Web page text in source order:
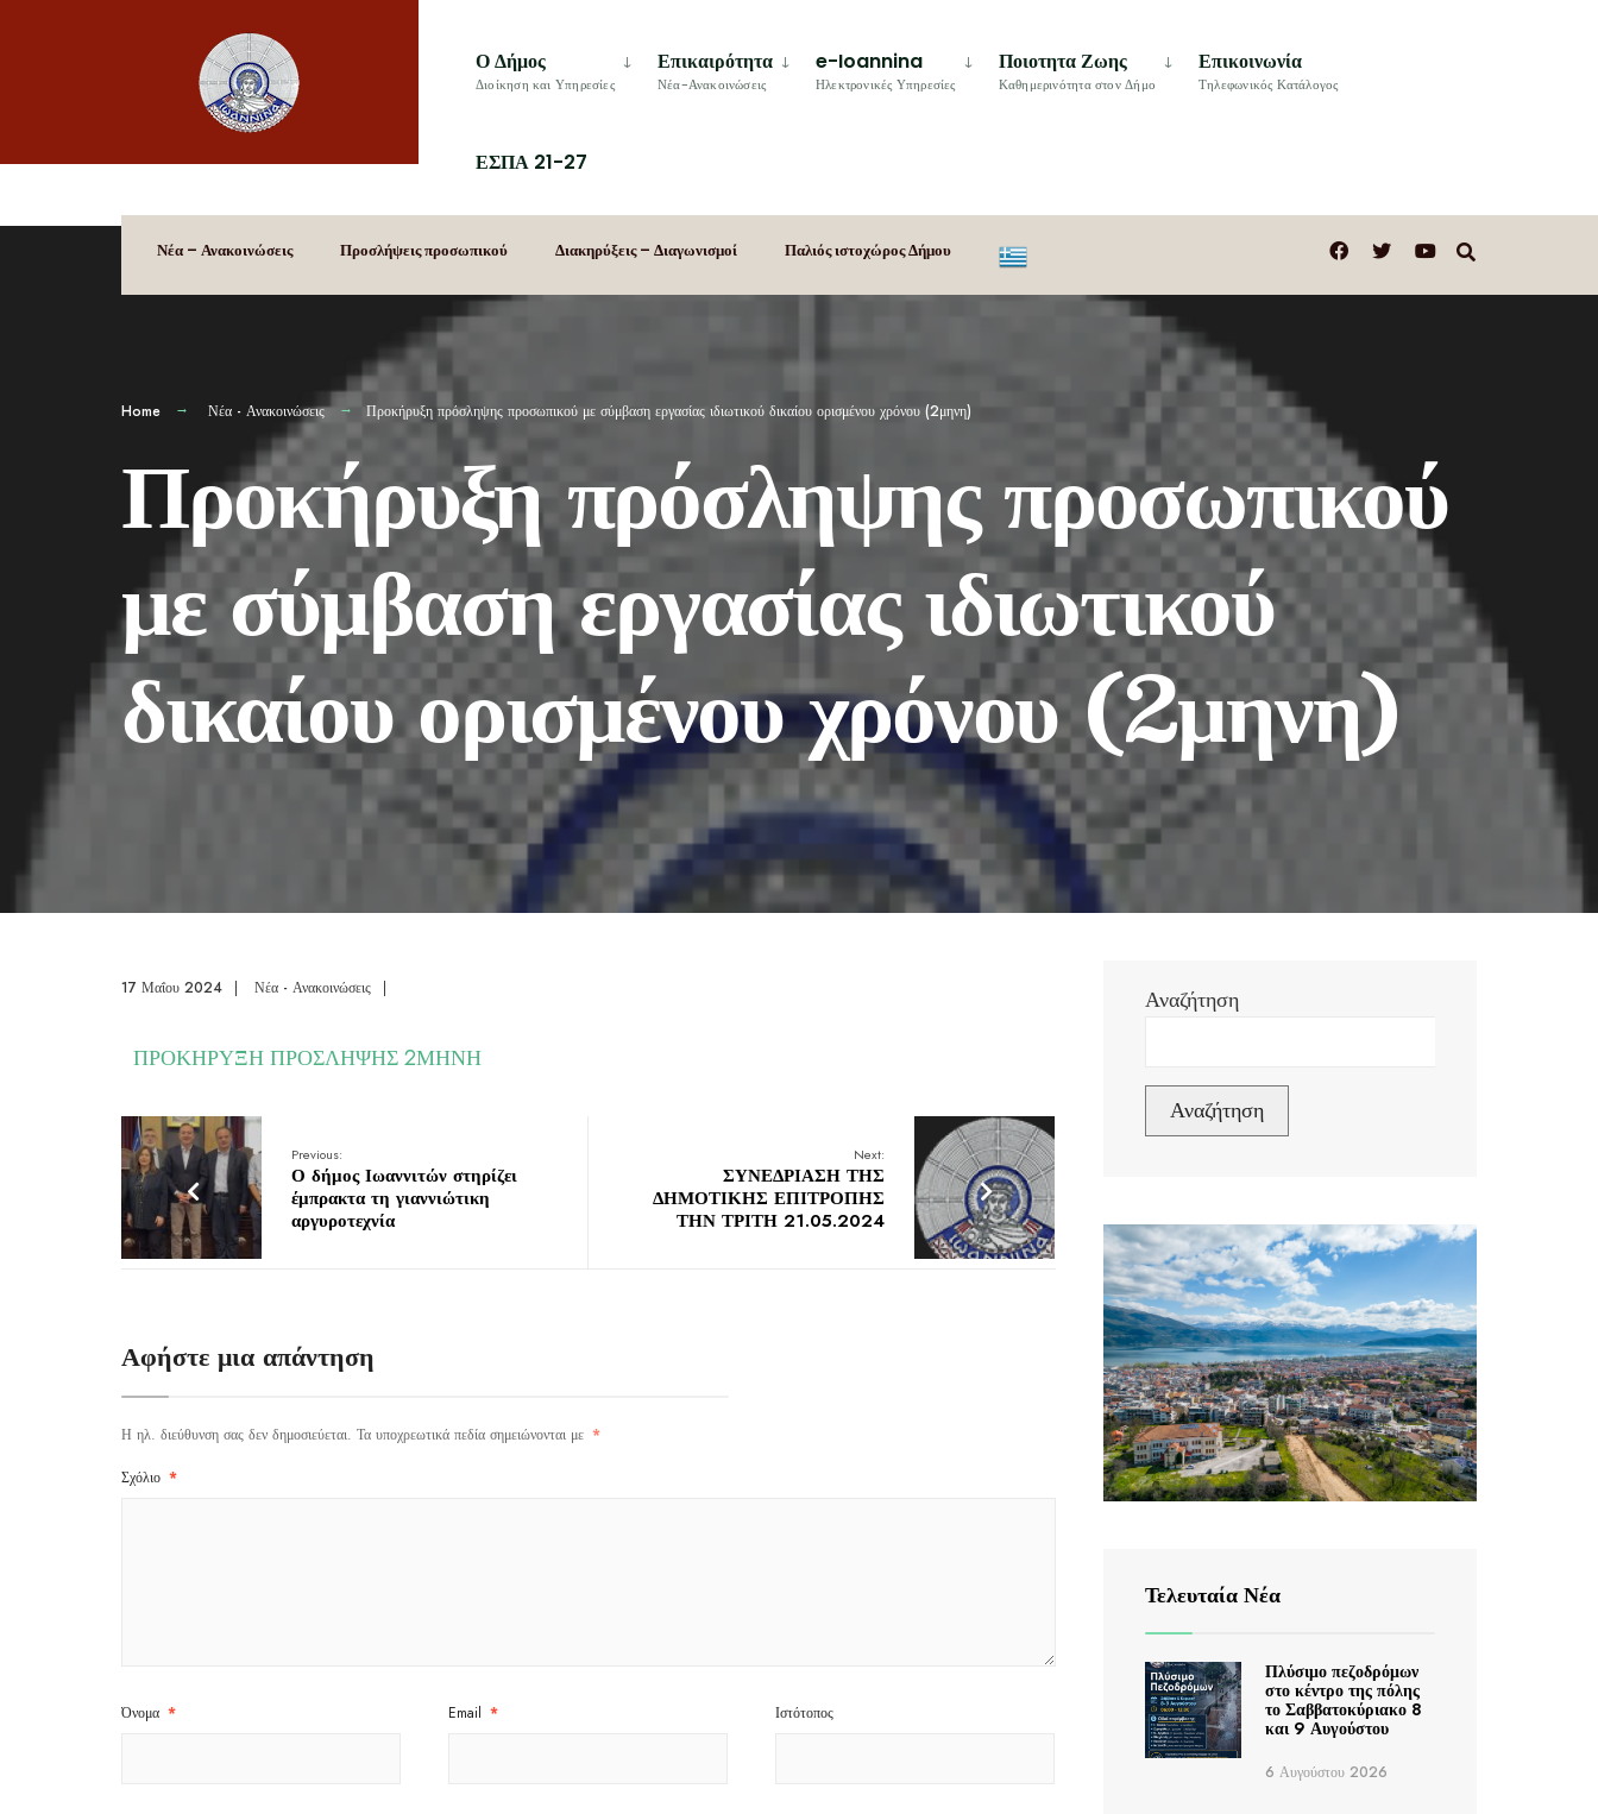
Ο Δήμος
Διοίκηση και Υπηρεσίες
Επικαιρότητα
Νέα-Ανακοινώσεις
e-Ioannina
Ηλεκτρονικές Υπηρεσίες
Ποιοτητα Ζωης
Καθημερινότητα στον Δήμο
Επικοινωνία
Τηλεφωνικός Κατάλογος
ΕΣΠΑ 21-27
Νέα – Ανακοινώσεις Προσλήψεις προσωπικού Διακηρύξεις – Διαγωνισμοί Παλιός ιστοχώρος Δήμου
Home Νέα - Ανακοινώσεις Προκήρυξη πρόσληψης προσωπικού με σύμβαση εργασίας ιδιωτικού δικαίου ορισμένου χρόνου (2μηνη)
Προκήρυξη πρόσληψης προσωπικού
με σύμβαση εργασίας ιδιωτικού
δικαίου ορισμένου χρόνου (2μηνη)
17 Μαΐου 2024 | Νέα - Ανακοινώσεις |
ΠΡΟΚΗΡΥΞΗ ΠΡΟΣΛΗΨΗΣ 2ΜΗΝΗ
Previous:
Ο δήμος Ιωαννιτών στηρίζει
έμπρακτα τη γιαννιώτικη
αργυροτεχνία
Next:
ΣΥΝΕΔΡΙΑΣΗ ΤΗΣ
ΔΗΜΟΤΙΚΗΣ ΕΠΙΤΡΟΠΗΣ
ΤΗΝ ΤΡΙΤΗ 21.05.2024
Αφήστε μια απάντηση
Η ηλ. διεύθυνση σας δεν δημοσιεύεται. Τα υποχρεωτικά πεδία σημειώνονται με *
Σχόλιο *
Όνομα * Email * Ιστότοπος
Αναζήτηση
Αναζήτηση
Τελευταία Νέα
Πλύσιμο πεζοδρόμων
στο κέντρο της πόλης
το Σαββατοκύριακο 8
και 9 Αυγούστου
6 Αυγούστου 2026